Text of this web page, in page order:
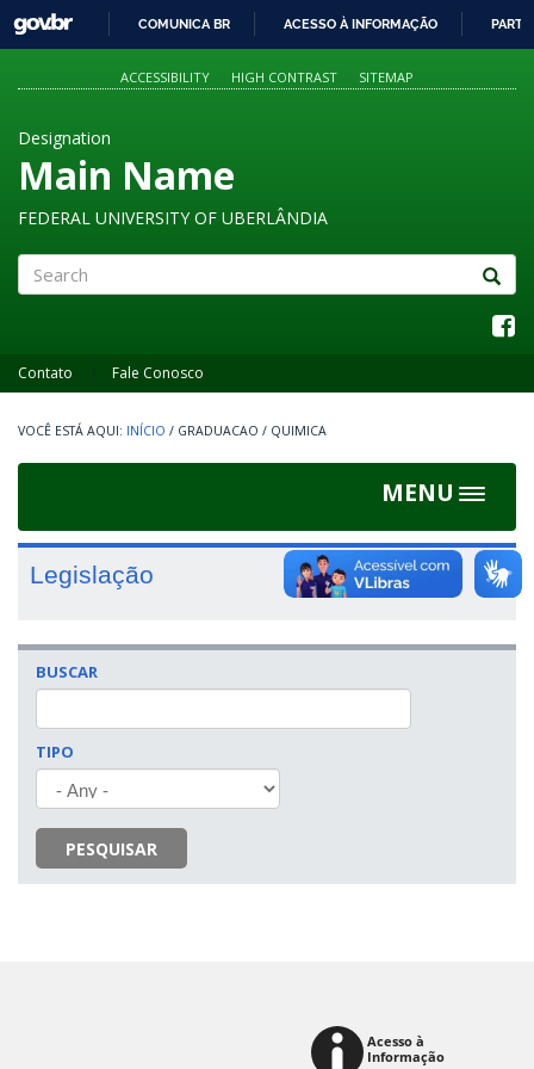
PARA
O
GOVBR
COMUNICA BR ACESSO À INFORMAÇÃO
ACCESSIBILITY HIGH CONTRAST SITEMAP
Designation
Main Name
FEDERAL UNIVERSITY OF UBERLÂNDIA
Contato Fale Conosco
INÍCIO / GRADUACAO / QUIMICA
MENU
Toggle
Legislação
BUSCAR
TIPO
PESQUISAR